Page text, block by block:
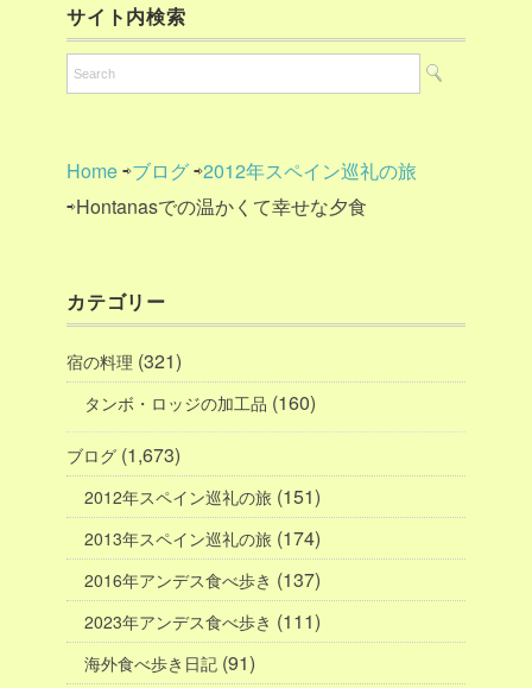
サイト内検索
Home⇨ブログ⇨2012年スペイン巡礼の旅
⇨Hontanasでの温かくて幸せな夕食
カテゴリー
宿の料理 (321)
タンボ・ロッジの加工品 (160)
ブログ (1,673)
2012年スペイン巡礼の旅 (151)
2013年スペイン巡礼の旅 (174)
2016年アンデス食べ歩き (137)
2023年アンデス食べ歩き (111)
海外食べ歩き日記 (91)